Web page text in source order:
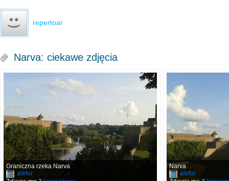
repertoar
Narva: ciekawe zdjęcia
Graniczna rzeka Narva
alefur
Narva
alefur